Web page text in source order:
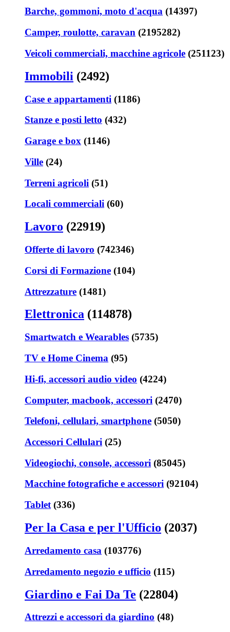
Barche, gommoni, moto d'acqua (14397)
Camper, roulotte, caravan (2195282)
Veicoli commerciali, macchine agricole (251123)
Immobili (2492)
Case e appartamenti (1186)
Stanze e posti letto (432)
Garage e box (1146)
Ville (24)
Terreni agricoli (51)
Locali commerciali (60)
Lavoro (22919)
Offerte di lavoro (742346)
Corsi di Formazione (104)
Attrezzature (1481)
Elettronica (114878)
Smartwatch e Wearables (5735)
TV e Home Cinema (95)
Hi-fi, accessori audio video (4224)
Computer, macbook, accessori (2470)
Telefoni, cellulari, smartphone (5050)
Accessori Cellulari (25)
Videogiochi, console, accessori (85045)
Macchine fotografiche e accessori (92104)
Tablet (336)
Per la Casa e per l'Ufficio (2037)
Arredamento casa (103776)
Arredamento negozio e ufficio (115)
Giardino e Fai Da Te (22804)
Attrezzi e accessori da giardino (48)